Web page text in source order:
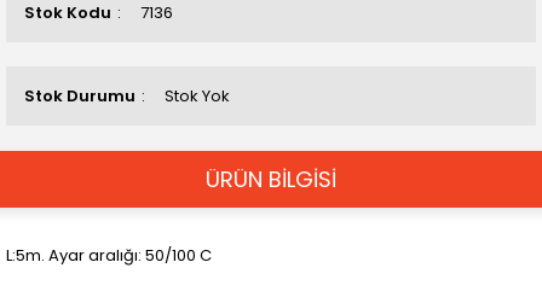
Stok Kodu 7136
Stok Durumu Stok Yok
ÜRÜN BİLGİSİ
L:5m. Ayar aralığı: 50/100 C